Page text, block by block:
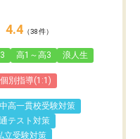
4.4 （38件）
高1～高3 浪人生
個別指導(1:1)
高一貫校受験対策
テスト対策
立受験対策